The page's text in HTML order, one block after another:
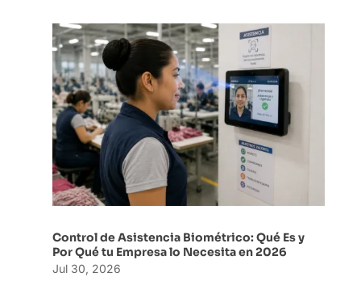
Control de Asistencia Biométrico: Qué Es y
Por Qué tu Empresa lo Necesita en 2026
Jul 30, 2026